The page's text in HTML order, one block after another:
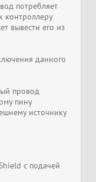
потребляет
контроллеру
вывести его из
данного
провод
пину
источнику
с подачей